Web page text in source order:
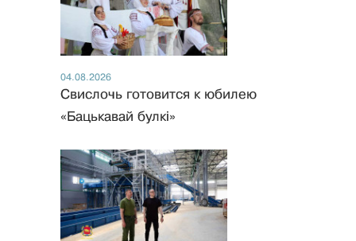
04.08.2026
Свислочь готовится к юбилею
«Бацькавай булкі»